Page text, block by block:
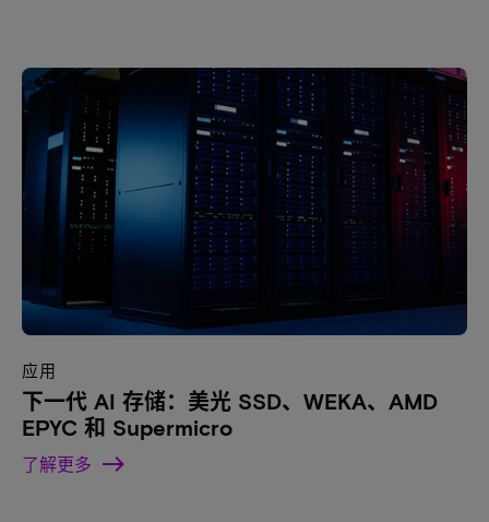
应用
下一代 AI 存储：美光 SSD、WEKA、AMD
EPYC 和 Supermicro
了解更多